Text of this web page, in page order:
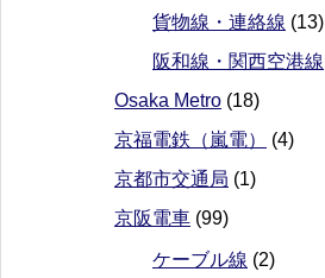
貨物線・連絡線 (13)
阪和線・関西空港線
Osaka Metro (18)
京福電鉄（嵐電）
(4)
京都市交通局 (1)
京阪電車 (99)
ケーブル線 (2)